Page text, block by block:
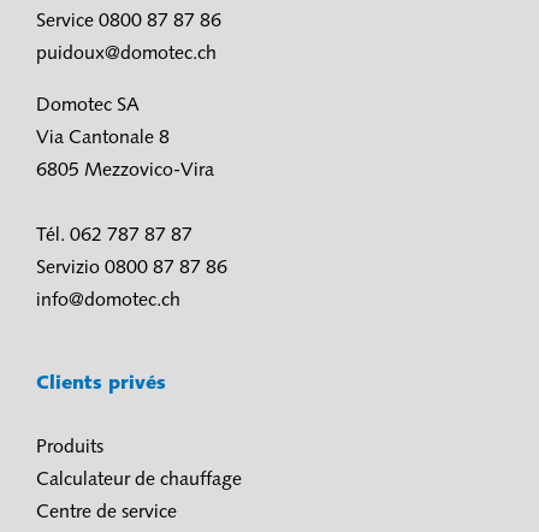
Service 0800 87 87 86
puidoux@domotec.ch
Domotec SA
Via Cantonale 8
6805 Mezzovico-Vira
Tél. 062 787 87 87
Servizio 0800 87 87 86
info@domotec.ch
Clients privés
Produits
Calculateur de chauffage
Centre de service